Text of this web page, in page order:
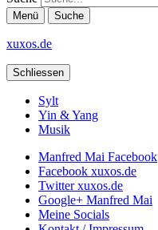
Menü Suche
xuxos.de
Schliessen
Sylt
Yin & Yang
Musik
Manfred Mai Facebook
Facebook xuxos.de
Twitter xuxos.de
Google+ Manfred Mai
Meine Socials